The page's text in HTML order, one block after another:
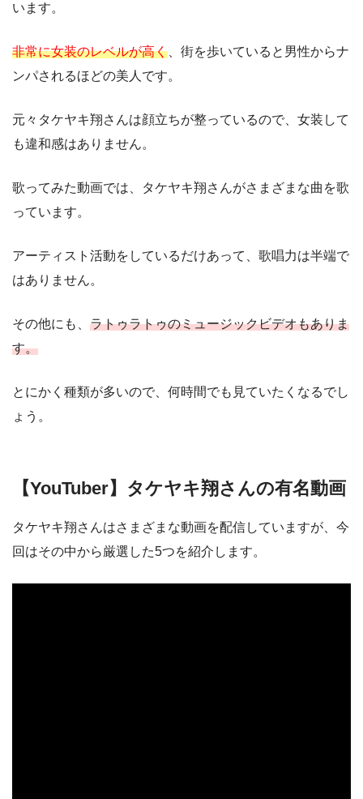
います。
非常に女装のレベルが高く、街を歩いていると男性からナ
ンパされるほどの美人です。
元々タケヤキ翔さんは顔立ちが整っているので、女装して
も違和感はありません。
歌ってみた動画では、タケヤキ翔さんがさまざまな曲を歌
っています。
アーティスト活動をしているだけあって、歌唱力は半端で
はありません。
その他にも、 ラトゥラトゥのミュージックビデオもありま
す。
とにかく種類が多いので、何時間でも見ていたくなるでし
ょう。
【YouTuber】タケヤキ翔さんの有名動画
タケヤキ翔さんはさまざまな動画を配信していますが、今
回はその中から厳選した5つを紹介します。